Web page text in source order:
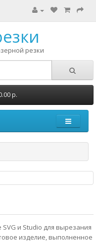
резки
р.
и Studio для вырезания
изделие, выполненное